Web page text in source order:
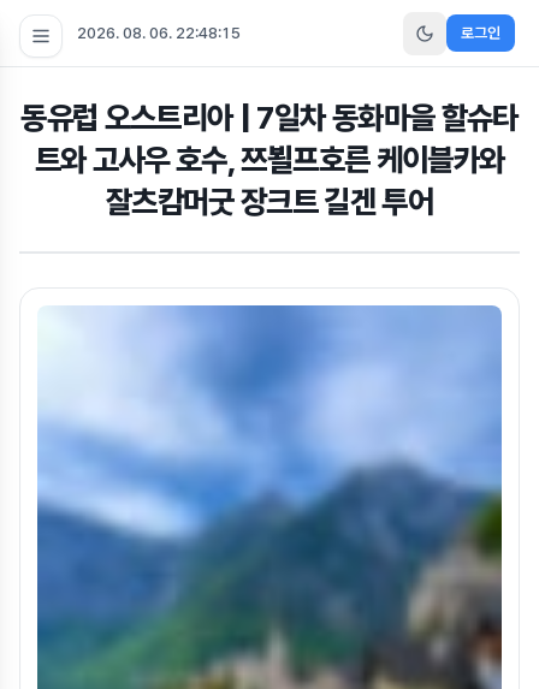
2026. 08. 06. 22:48:15 로그인
동유럽 오스트리아 | 7일차 동화마을 할슈타
트와 고사우 호수, 쯔뵐프호른 케이블카와
잘츠캄머굿 장크트 길겐 투어